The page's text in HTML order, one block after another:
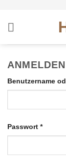
springen
ANMELDEN
Benutzername
Passwort *